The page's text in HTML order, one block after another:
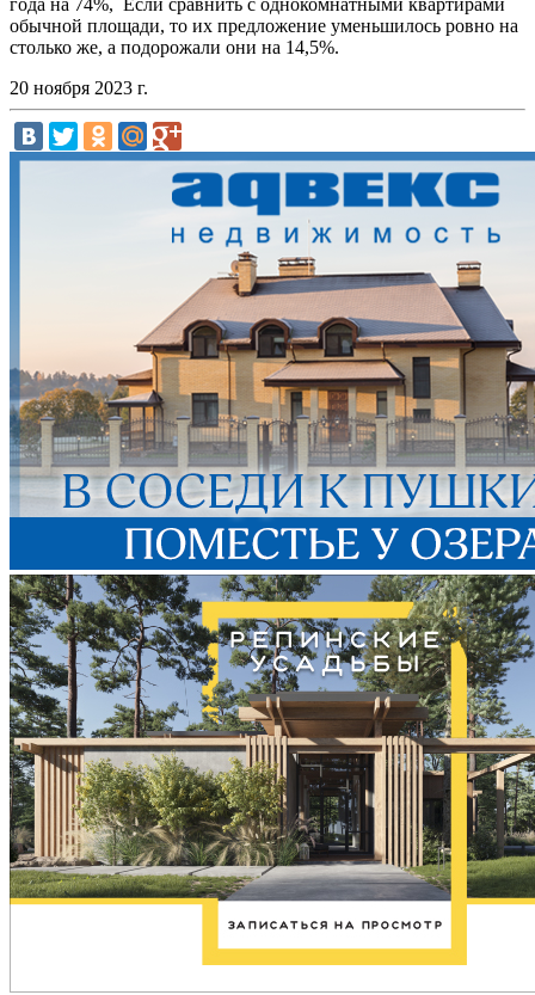
обычной площади, то их предложение уменьшилось ровно на
столько же, а подорожали они на 14,5%.
20 ноября 2023 г.